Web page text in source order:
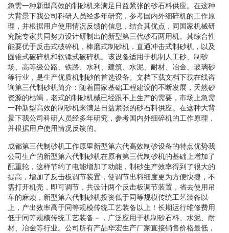
急需一种新型高效的制砂机来满足日益紧张的砂石料供应。在这种
大背景下我公司科研人员经多年研究，参考国内外细碎机的工作原
理，并根据用户使用情况反馈的信息，结合其优点，同国家机械研
究院专家共同努力设计研制出的新型第三代砂石两用机。其综合性
能要优于反击式破碎机，棒磨式制砂机，直通冲击式制砂机，以及
圆锥式破碎机和软锤式破碎机。该设备适用于机制人工砂、制砂
场、高等级公路、铁路、水利、建筑、水泥、耐材、冶金、玻璃砂
等行业，是生产优质机制砂的首选设备。文档下载文档下载在线咨
询第三代制砂机简介：随着国家基础工程建设的不断发展，天然砂
资源的枯竭，老式的制砂机械已经跟不上生产的需要，市场上急需
一种新型高效的制砂机来满足日益紧张的砂石料供应。在这种大背
景下我公司科研人员经多年研究，参考国内外细碎机的工作原理，
并根据用户使用情况反馈的。
成都第三代制砂机工作原里新型第六代高效制砂设备的特点优势我
公司生产的新型第六代制砂机在原有第三代制砂机的基础上增加了
配重轮，这样节约了电能增加了动能，制砂生产效率得到了很大的
提高，增加了反击板调节装置，使调节出料细度更为方便快捷，不
需打开机壳，即可调节，共设计两个反击板调节装置，省去使用吊
车的麻烦，新型第六代制砂机投资低于同等规模传统工艺装备以
上，产出效率高于同等规模传统工艺装备以上！长期运行维修费用
低于同等规模传统工艺装备－，广泛应用于机制砂石料、水泥、耐
材、冶金等行业。公司所有产品华宏生产厂家直接销售价格最低，